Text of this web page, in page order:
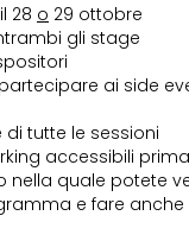
28 o 29 ottobre
gli stage
ai side
di tutte le sessioni
accessibili
nella quale potete
e fare anche